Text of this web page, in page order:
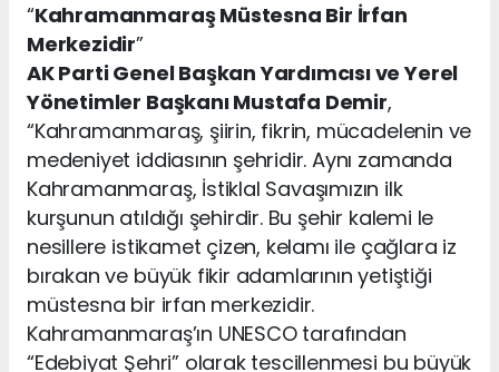
“Kahramanmaraş Müstesna Bir İrfan
Merkezidir”
AK Parti Genel Başkan Yardımcısı ve Yerel
Yönetimler Başkanı Mustafa Demir,
“Kahramanmaraş, şiirin, fikrin, mücadelenin ve
medeniyet iddiasının şehridir. Aynı zamanda
Kahramanmaraş, İstiklal Savaşımızın ilk
kurşunun atıldığı şehirdir. Bu şehir kalemi le
nesillere istikamet çizen, kelamı ile çağlara iz
bırakan ve büyük fikir adamlarının yetiştiği
müstesna bir irfan merkezidir.
Kahramanmaraş’ın UNESCO tarafından
“Edebiyat Şehri” olarak tescillenmesi bu büyük